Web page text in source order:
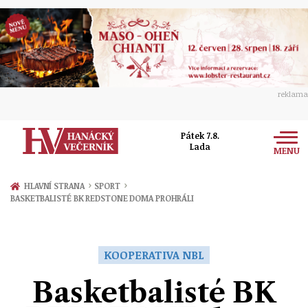
reklama
Pátek 7.8.
Lada
MENU
Zprávy
Přerov
Ekonomika
Ženy
Sport
HLAVNÍ STRANA › SPORT ›
BASKETBALISTÉ BK REDSTONE DOMA PROHRÁLI
KOOPERATIVA NBL
Basketbalisté BK